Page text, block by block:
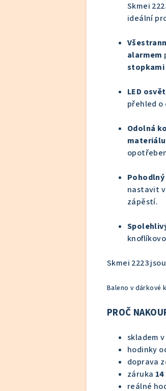
Skmei
ideální
alarmem
stopkami
LED
přehled o
Odolná
materiálu
nastavit
zápěstí.
Skmei 2223
Baleno v dárkové
PROČ
skladem v
hodinky
doprava
záruka
reálné